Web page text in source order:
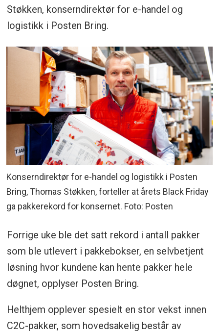
Støkken, konserndirektør for e-handel og
logistikk i Posten Bring.
Konserndirektør for e-handel og logistikk i Posten
Bring, Thomas Støkken, forteller at årets Black Friday
ga pakkerekord for konsernet. Foto: Posten
Forrige uke ble det satt rekord i antall pakker
som ble utlevert i pakkebokser, en selvbetjent
løsning hvor kundene kan hente pakker hele
døgnet, opplyser Posten Bring.
Helthjem opplever spesielt en stor vekst innen
C2C-pakker, som hovedsakelig består av